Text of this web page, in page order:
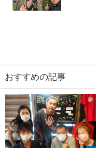
おすすめの記事